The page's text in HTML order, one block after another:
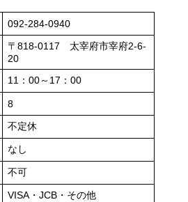
092-284-0940
〒818-0117 太宰府市宰府2-6-
20
11：00～17：00
8
不定休
なし
不可
VISA・JCB・その他